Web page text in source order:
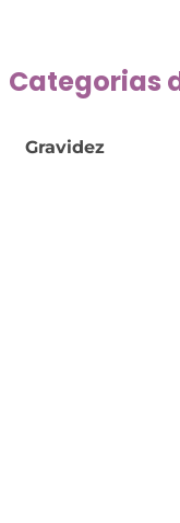
Categorias
Gravidez